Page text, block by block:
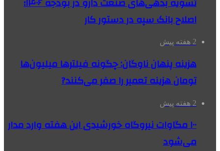
اصلاح بانک سپه در دستور کار
2 هفته پیش
هزینه پنهان ناوگان: چگونه فیلترها میلیون‌ها
تومان هزینه تعمیر را صفر می‌کنند?
2 هفته پیش
۱۰۰ مگاوات نیروگاه‌ خورشیدی این هفته وارد مدار
می‌شود